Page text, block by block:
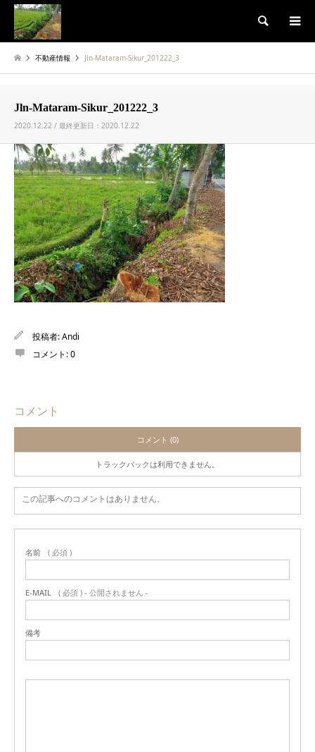
検索
不動産情報 Jln-Mataram-Sikur_201222_3
Jln-Mataram-Sikur_201222_3
2020.12.22 / 最終更新日：2020.12.22
投稿者:Andi
コメント:0
コメント
コメント (0)
トラックバックは利用できません。
この記事へのコメントはありません。
名前 ( 必須 )
E-MAIL ( 必須 ) - 公開されません -
備考